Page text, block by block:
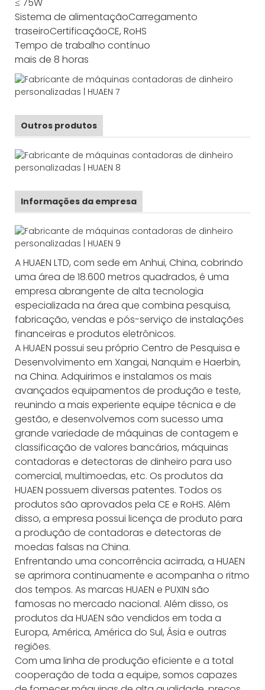
Sistema de alimentaçãoCarregamento
traseiroCertificaçãoCE, RoHS
Tempo de trabalho contínuo
mais de 8 horas
Outros produtos
Informações da empresa
A HUAEN LTD, com sede em Anhui, China, cobrindo
uma área de 18.600 metros quadrados, é uma
empresa abrangente de alta tecnologia
especializada na área que combina pesquisa,
fabricação, vendas e pós-serviço de instalações
financeiras e produtos eletrônicos.
A HUAEN possui seu próprio Centro de Pesquisa e
Desenvolvimento em Xangai, Nanquim e Haerbin,
na China. Adquirimos e instalamos os mais
avançados equipamentos de produção e teste,
reunindo a mais experiente equipe técnica e de
gestão, e desenvolvemos com sucesso uma
grande variedade de máquinas de contagem e
classificação de valores bancários, máquinas
contadoras e detectoras de dinheiro para uso
comercial, multimoedas, etc. Os produtos da
HUAEN possuem diversas patentes. Todos os
produtos são aprovados pela CE e RoHS. Além
disso, a empresa possui licença de produto para
a produção de contadoras e detectoras de
moedas falsas na China.
Enfrentando uma concorrência acirrada, a HUAEN
se aprimora continuamente e acompanha o ritmo
dos tempos. As marcas HUAEN e PUXIN são
famosas no mercado nacional. Além disso, os
produtos da HUAEN são vendidos em toda a
Europa, América, América do Sul, Ásia e outras
regiões.
Com uma linha de produção eficiente e a total
cooperação de toda a equipe, somos capazes